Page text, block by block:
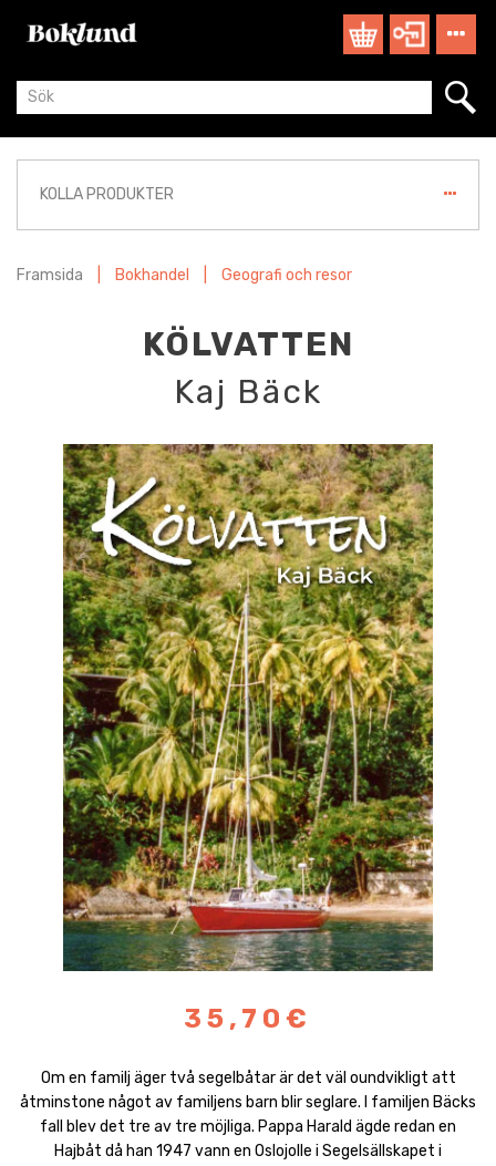
KOLLA PRODUKTER
Framsida Bokhandel Geografi och resor
KÖLVATTEN
Kaj Bäck
35,70€
Om en familj äger två segelbåtar är det väl oundvikligt att
åtminstone något av familjens barn blir seglare. I familjen Bäcks
fall blev det tre av tre möjliga. Pappa Harald ägde redan en
Hajbåt då han 1947 vann en Oslojolle i Segelsällskapet i